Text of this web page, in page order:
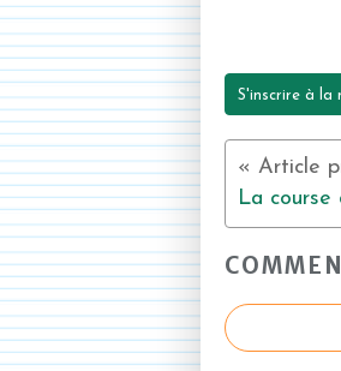
S'inscrire à la
La course